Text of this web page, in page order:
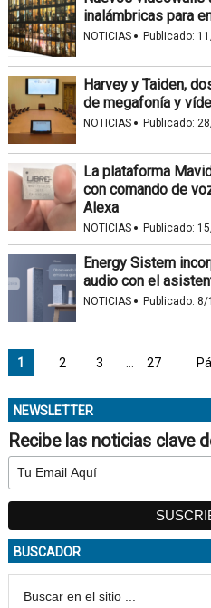
inalámbricas para
NOTICIAS · Publicado:
Harvey y Taiden,
de megafonía y
NOTICIAS · Publicado:
La plataforma
con comando de
Alexa
NOTICIAS · Publicado:
Energy Sistem
audio con el
NOTICIAS · Publicado: 8/
1 2 3 27
NEWSLETTER
Recibe las noticias clave
BUSCADOR